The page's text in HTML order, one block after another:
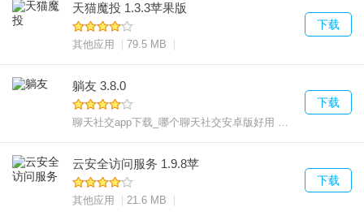
天猫魔投 1.3.3苹果版
其他应用 79.5 MB
下载
躺友 3.8.0
聊天社交app下载_哪个聊天社交安卓版好用75.99 MB
下载
云安全访问服务 1.9.8苹
其他应用 21.6 MB
下载